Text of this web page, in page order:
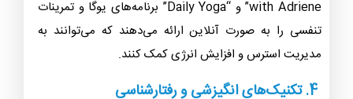
with Adriene” و “Daily Yoga” برنامه‌های یوگا و تمرینات
تنفسی را به صورت آنلاین ارائه می‌دهند که می‌توانند به
مدیریت استرس و افزایش انرژی کمک کنند.